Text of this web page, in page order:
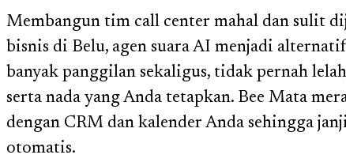
Membangun tim call center mahal dan sulit
bisnis di Belu, agen suara AI menjadi
banyak panggilan sekaligus, tidak pernah
serta nada yang Anda tetapkan. Bee Mata
dengan CRM dan kalender Anda sehingga
otomatis.